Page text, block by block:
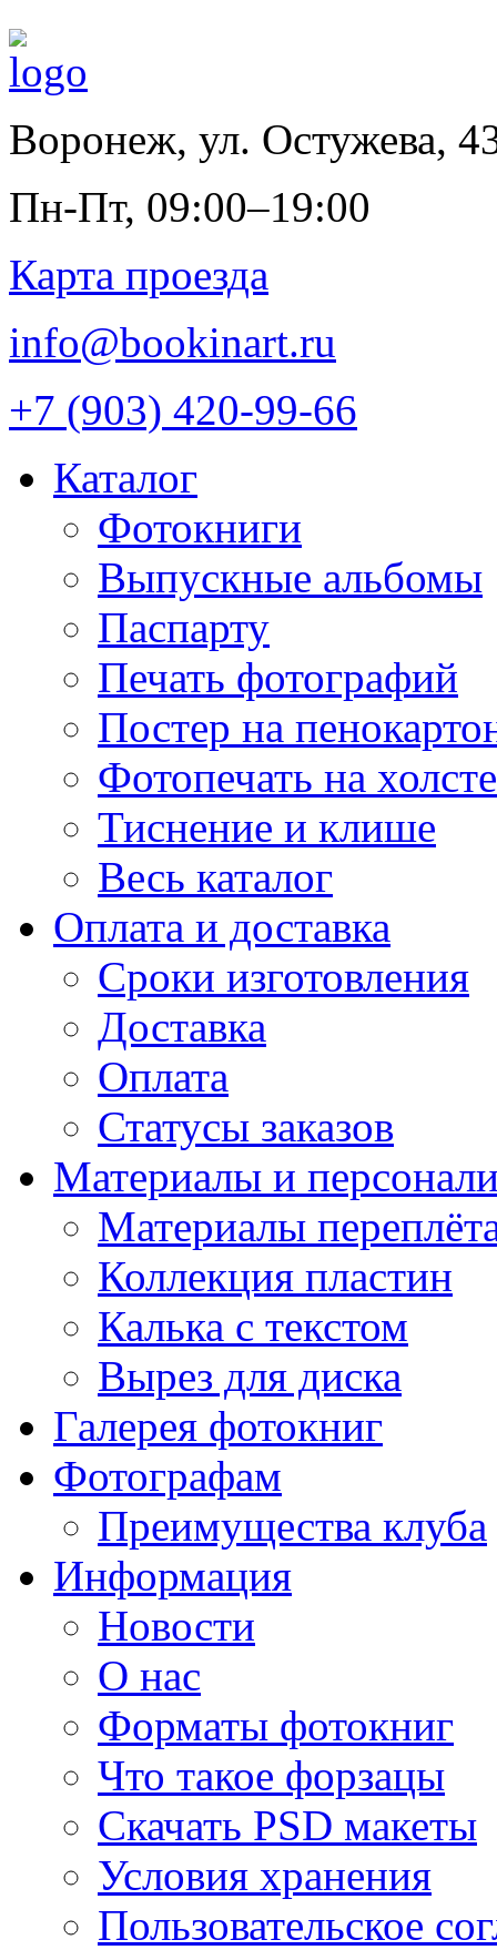
Воронеж, ул. Остужева,
Пн-Пт, 09:00–19:00
Карта проезда
info@bookinart.ru
+7 (903) 420-99-66
Каталог
Фотокниги
Выпускные альбомы
Паспарту
Печать фотографий
Постер на
Фотопечать на холсте
Тиснение и клише
Весь каталог
Оплата и доставка
Сроки изготовления
Доставка
Оплата
Статусы заказов
Материалы и
Материалы
Коллекция пластин
Калька с текстом
Вырез для диска
Галерея фотокниг
Фотографам
Преимущества клуба
Информация
Новости
О нас
Форматы фотокниг
Что такое форзацы
Скачать PSD макеты
Условия хранения
Пользовательское